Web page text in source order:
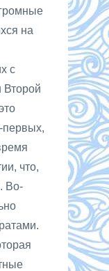
на
с
Второй
первых,
что,
Во-